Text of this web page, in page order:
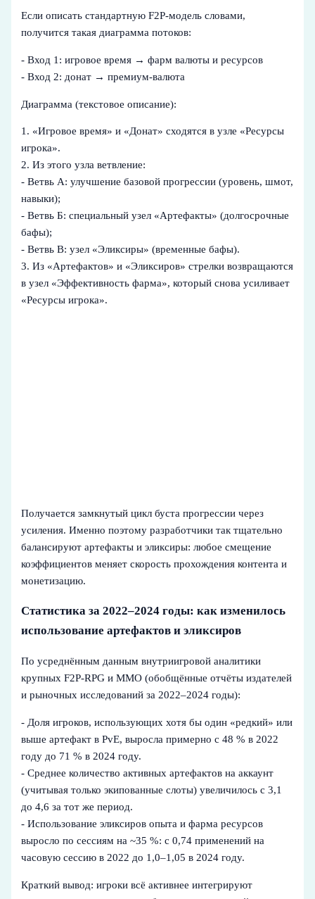
Если описать стандартную F2P-модель словами,
получится такая диаграмма потоков:
- Вход 1: игровое время → фарм валюты и ресурсов
- Вход 2: донат → премиум‑валюта
Диаграмма (текстовое описание):
1. «Игровое время» и «Донат» сходятся в узле «Ресурсы
игрока».
2. Из этого узла ветвление:
- Ветвь А: улучшение базовой прогрессии (уровень, шмот,
навыки);
- Ветвь Б: специальный узел «Артефакты» (долгосрочные
бафы);
- Ветвь В: узел «Эликсиры» (временные бафы).
3. Из «Артефактов» и «Эликсиров» стрелки возвращаются
в узел «Эффективность фарма», который снова усиливает
«Ресурсы игрока».
Получается замкнутый цикл буста прогрессии через
усиления. Именно поэтому разработчики так тщательно
балансируют артефакты и эликсиры: любое смещение
коэффициентов меняет скорость прохождения контента и
монетизацию.
Статистика за 2022–2024 годы: как изменилось
использование артефактов и эликсиров
По усреднённым данным внутриигровой аналитики
крупных F2P‑RPG и MMO (обобщённые отчёты издателей
и рыночных исследований за 2022–2024 годы):
- Доля игроков, использующих хотя бы один «редкий» или
выше артефакт в PvE, выросла примерно с 48 % в 2022
году до 71 % в 2024 году.
- Среднее количество активных артефактов на аккаунт
(учитывая только экипованные слоты) увеличилось с 3,1
до 4,6 за тот же период.
- Использование эликсиров опыта и фарма ресурсов
выросло по сессиям на ~35 %: с 0,74 применений на
часовую сессию в 2022 до 1,0–1,05 в 2024 году.
Краткий вывод: игроки всё активнее интегрируют